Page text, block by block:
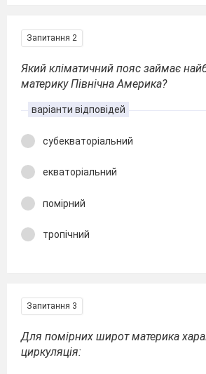
Запитання 2
Який кліматичний пояс займає
материку Північна Америка?
варіанти відповідей
субекваторіальний
екваторіальний
помірний
тропічний
Запитання 3
Для помірних широт материка
циркуляція: